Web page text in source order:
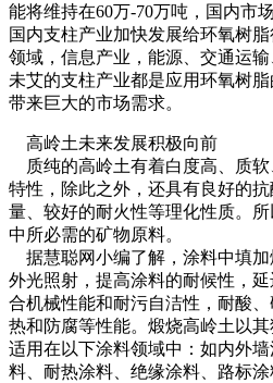
能将维持在60万-70万吨，国内市
国内支柱产业加快发展给环氧树
领域，信息产业，能源、交通运
未艾的支柱产业都是应用环氧树
带来巨大的市场需求。
高岭土未来发展积极向前
质纯的高岭土有着白度高、质软
特性，除此之外，还具有良好的
量、较好的耐火性等理化性质。
中所必需的矿物原料。
据慧聪网小编了解，涂料中填
外光照射，提高涂料的耐候性，
合机械性能和耐污自洁性，耐酸
热和防腐等性能。煅烧高岭土以
适用在以下涂料领域中：如内外
料、耐热涂料、绝缘涂料、路标